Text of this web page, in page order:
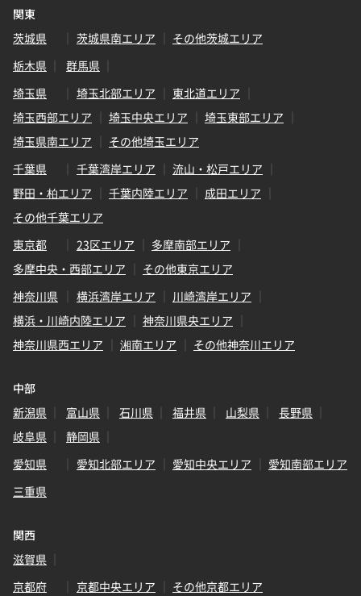
関東
茨城県
茨城県南エリア
その他茨城エリア
栃木県
群馬県
埼玉県
埼玉北部エリア
東北道エリア
埼玉西部エリア
埼玉中央エリア
埼玉東部エリア
埼玉県南エリア
その他埼玉エリア
千葉県
千葉湾岸エリア
流山・松戸エリア
野田・柏エリア
千葉内陸エリア
成田エリア
その他千葉エリア
東京都
23区エリア
多摩南部エリア
多摩中央・西部エリア
その他東京エリア
神奈川県
横浜湾岸エリア
川崎湾岸エリア
横浜・川崎内陸エリア
神奈川県央エリア
神奈川県西エリア
湘南エリア その他神奈川エリア
中部
新潟県
富山県 石川県 福井県 山梨県
長野県
岐阜県
静岡県
愛知県
愛知北部エリア 愛知中央エリア
愛知南部エリア
三重県
関西
滋賀県
京都府
京都中央エリア
その他京都エリア